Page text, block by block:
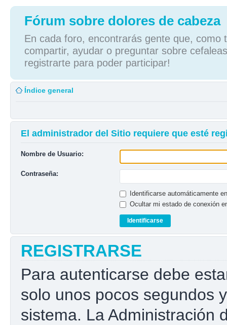
Fórum sobre dolores de cabeza
En cada foro, encontrarás gente que, como
compartir, ayudar o preguntar sobre
registrarte para poder participar!
Índice general
El administrador del Sitio requiere que esté
Nombre de Usuario:
Contraseña:
Identificarse automáticamente
Ocultar mi estado de conexión
REGISTRARSE
Para autenticarse debe
solo unos pocos segundos
sistema. La Administración